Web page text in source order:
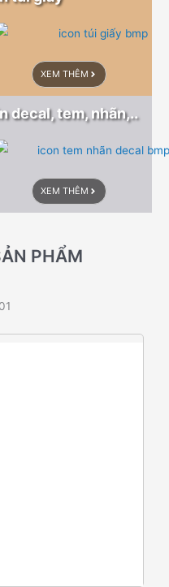
XEM THÊM
decal, tem, nhãn,..
XEM THÊM
PHẨM